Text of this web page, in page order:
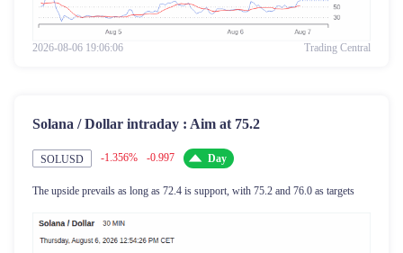
2026-08-06 19:06:06 Trading Central
Solana / Dollar intraday : Aim at 75.2
SOLUSD -1.356% -0.997 Day
The upside prevails as long as 72.4 is support, with 75.2 and 76.0 as targets